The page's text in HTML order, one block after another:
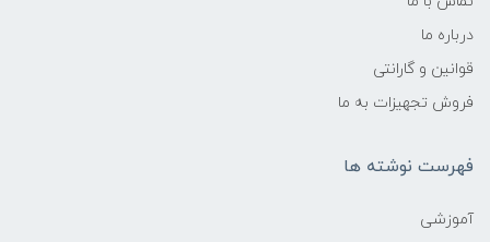
درباره ما
قوانین و گارانتی
فروش تجهیزات به ما
فهرست نوشته ها
آموزشی